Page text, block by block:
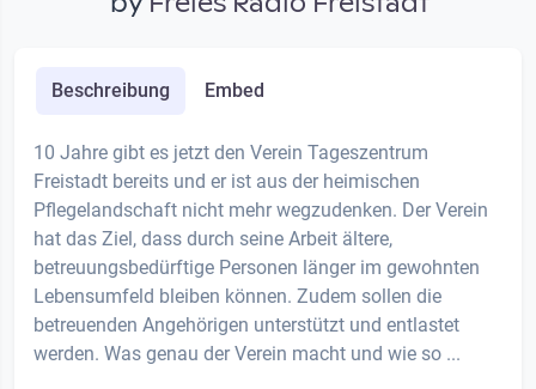
Beschreibung Embed
10 Jahre gibt es jetzt den Verein Tageszentrum
Freistadt bereits und er ist aus der heimischen
Pflegelandschaft nicht mehr wegzudenken. Der Verein
hat das Ziel, dass durch seine Arbeit ältere,
betreuungsbedürftige Personen länger im gewohnten
Lebensumfeld bleiben können. Zudem sollen die
betreuenden Angehörigen unterstützt und entlastet
werden. Was genau der Verein macht und wie so ...